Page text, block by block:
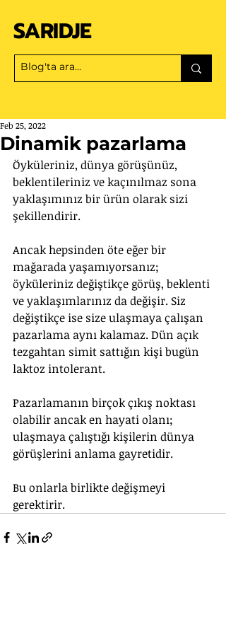
SARIDJE
Dinamik pazarlama
Feb 25, 2022
Öyküleriniz, dünya görüşünüz,
beklentileriniz ve kaçınılmaz sona
yaklaşımınız bir ürün olarak sizi
şekillendirir.
Ancak hepsinden öte eğer bir
mağarada yaşamıyorsanız;
öyküleriniz değiştikçe görüş, beklenti
ve yaklaşımlarınız da değişir. Siz
değiştikçe ise size ulaşmaya çalışan
pazarlama aynı kalamaz. Dün açık
tezgahtan simit sattığın kişi bugün
laktoz intolerant.
Pazarlamanın birçok çıkış noktası
olabilir ancak en hayati olanı;
ulaşmaya çalıştığı kişilerin dünya
görüşlerini anlama gayretidir.
Bu onlarla birlikte değişmeyi
gerektirir.